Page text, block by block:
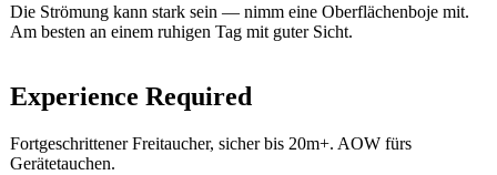
Die Strömung kann stark sein — nimm eine Oberflächenboje mit.
Am besten an einem ruhigen Tag mit guter Sicht.
Experience Required
Fortgeschrittener Freitaucher, sicher bis 20m+. AOW fürs
Gerätetauchen.